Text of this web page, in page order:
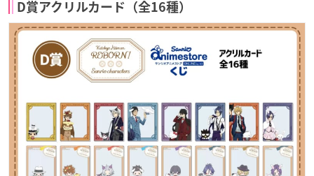
D賞アクリルカード（全16種）